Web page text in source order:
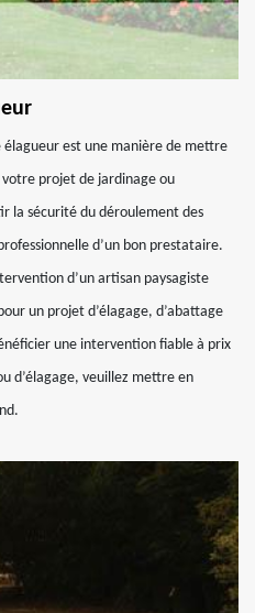
élagueur est une manière de mettre
projet de jardinage ou
la sécurité du déroulement des
d’un bon prestataire.
d’un artisan paysagiste
un projet d’élagage, d’abattage
une intervention fiable à prix
d’élagage, veuillez mettre en